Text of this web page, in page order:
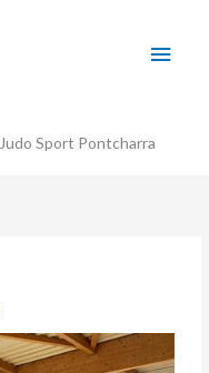
Judo Sport Pontcharra